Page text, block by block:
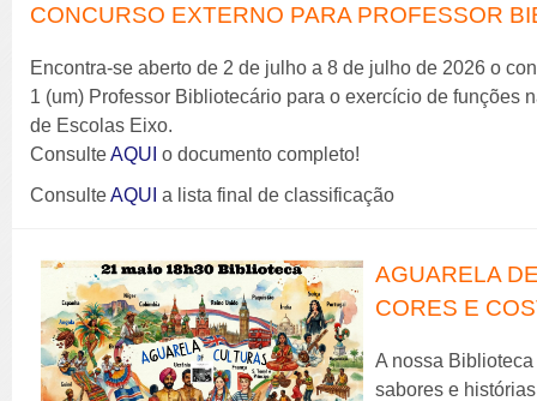
CONCURSO EXTERNO PARA PROFESSOR
Encontra-se aberto de 2 de julho a 8 de julho de 2026 o
1 (um) Professor Bibliotecário para o exercício de funções
de Escolas Eixo.
ConsulteAQUI o documento completo!
ConsulteAQUI a lista final de classificação
AGUARELA
CORES E
A nossa
sabores e